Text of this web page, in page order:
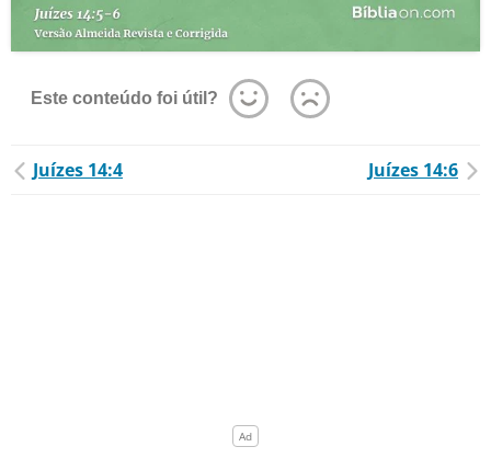
Este conteúdo foi útil?
Juízes 14:4 Juízes 14:6